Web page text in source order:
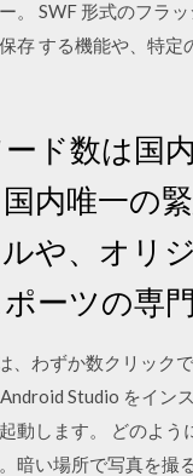
。 SWF 形式のフラ
存 する機能や、特
ド数は国
内唯一の
や、オリ
ーツの専
、わずか数クリック
Studio をイン
動します。 どのよ
暗い場所で写真を